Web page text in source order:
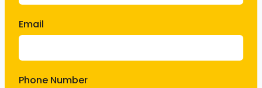
Email
Phone Number